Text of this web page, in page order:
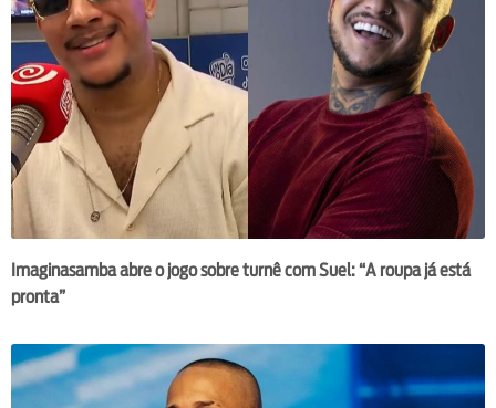
Imaginasamba abre o jogo sobre turnê com Suel: “A roupa já está
pronta”